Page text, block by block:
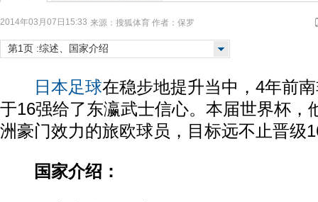
2014年03月07日15:33 来源： 搜狐体育 作者：保罗
第1页 :综述、国家介绍
日本足球在稳步地提升当中，4年前
于16强给了东瀛武士信心。本届世界杯，
洲豪门效力的旅欧球员，目标远不止晋级
国家介绍：